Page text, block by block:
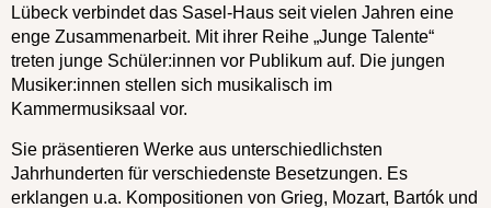
Lübeck verbindet das Sasel-Haus seit vielen Jahren eine
enge Zusammenarbeit. Mit ihrer Reihe „Junge Talente“
treten junge Schüler:innen vor Publikum auf. Die jungen
Musiker:innen stellen sich musikalisch im
Kammermusiksaal vor.
Sie präsentieren Werke aus unterschiedlichsten
Jahrhunderten für verschiedenste Besetzungen. Es
erklangen u.a. Kompositionen von Grieg, Mozart, Bartók und